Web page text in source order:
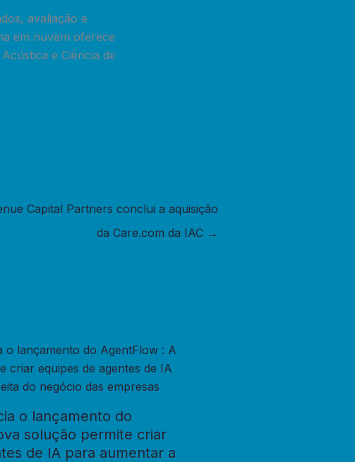
avaliação e
em nuvem oferece
e Ciência de
Capital Partners conclui a aquisição
da Care.com da IAC →
o lançamento do
solução permite criar
de IA para aumentar a